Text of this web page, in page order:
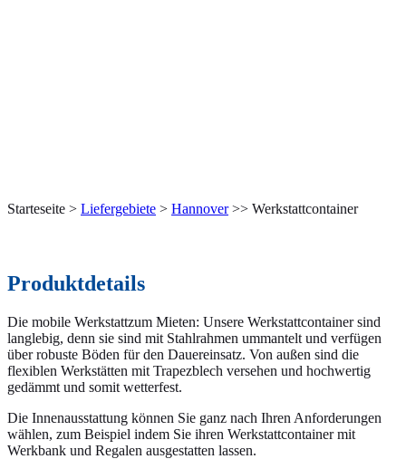
Starteseite > Liefergebiete > Hannover>> Werkstattcontainer
Produktdetails
Die mobile Werkstattzum Mieten: Unsere Werkstattcontainer sind
langlebig, denn sie sind mit Stahlrahmen ummantelt und verfügen
über robuste Böden für den Dauereinsatz. Von außen sind die
flexiblen Werkstätten mit Trapezblech versehen und hochwertig
gedämmt und somit wetterfest.
Die Innenausstattung können Sie ganz nach Ihren Anforderungen
wählen, zum Beispiel indem Sie ihren Werkstattcontainer mit
Werkbank und Regalen ausgestatten lassen.